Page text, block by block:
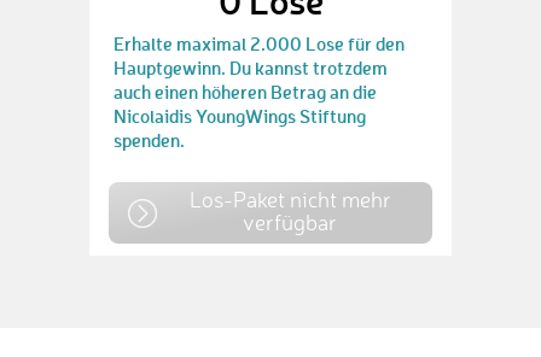
Erhalte maximal 2.000 Lose für den
Hauptgewinn. Du kannst trotzdem
auch einen höheren Betrag an die
Nicolaidis YoungWings Stiftung
spenden.
Los-Paket nicht mehr
verfügbar